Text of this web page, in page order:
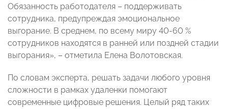
Обязанность работодателя – поддерживать
сотрудника, предупреждая эмоциональное
выгорание. В среднем, по всему миру 40-60 %
сотрудников находятся в ранней или поздней стадии
выгорания», – отметила Елена Волотовская.
По словам эксперта, решать задачи любого уровня
сложности в рамках удаленки помогают
современные цифровые решения. Целый ряд таких